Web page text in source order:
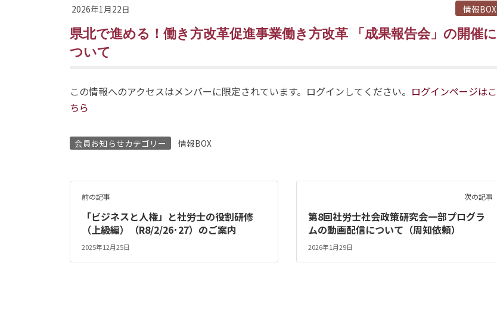
2026年1月22日 情報BOX
県北で進める！働き方改革促進事業働き方改革 「成果報告会」の開催に
ついて
この情報へのアクセスはメンバーに限定されています。ログインしてください。 ログインページはこ
ちら
会員お知らせカテゴリー 情報BOX
前の記事
「ビジネスと人権」と社労士の役割研修
（上級編）（R8/2/26･27）のご案内
2025年12月25日
次の記事
第8回社労士社会政策研究会一部プログラ
ムの動画配信について（周知依頼）
2026年1月29日